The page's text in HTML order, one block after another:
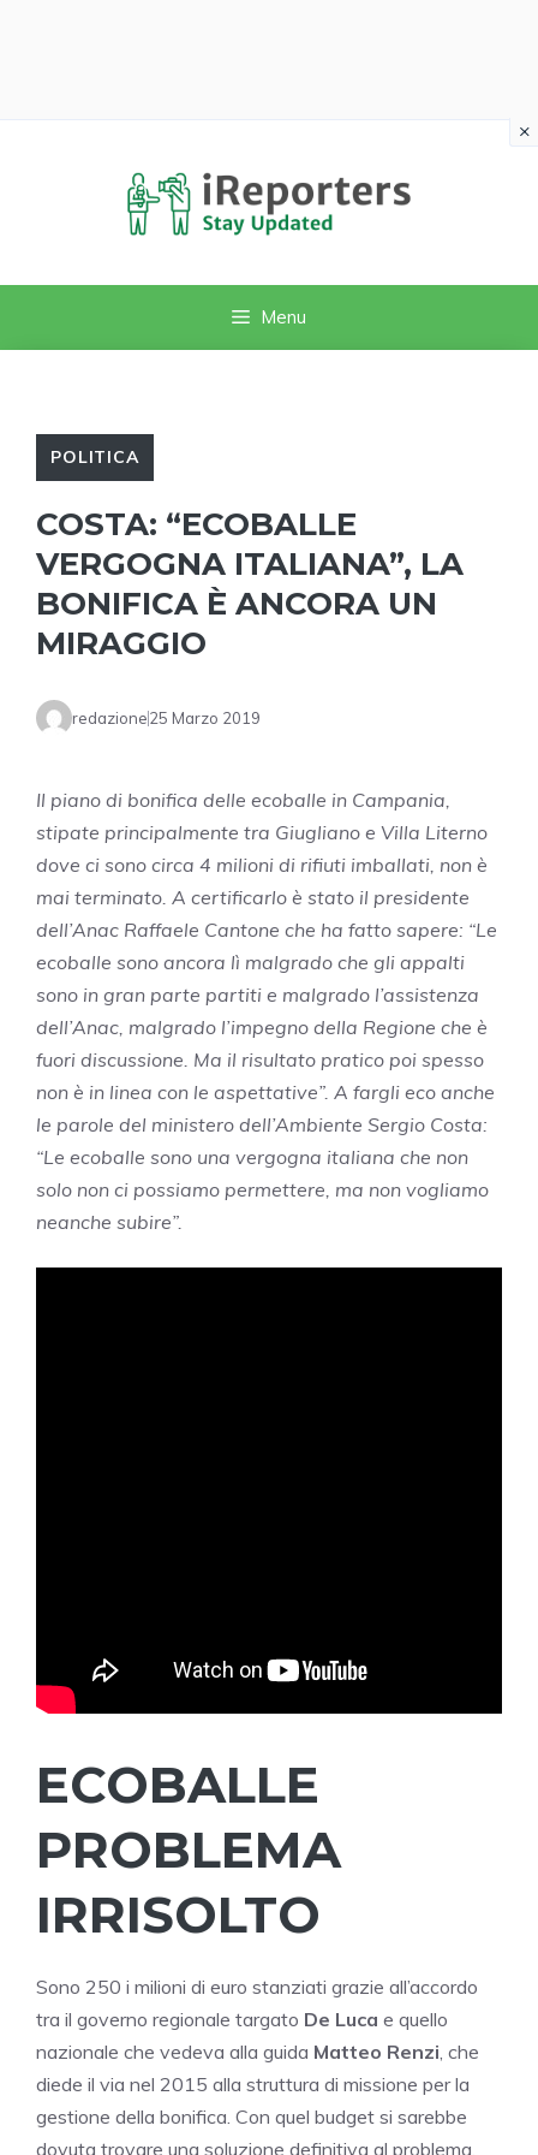
Menu
POLITICA
COSTA: “ECOBALLE
VERGOGNA ITALIANA”, LA
BONIFICA È ANCORA UN
MIRAGGIO
redazione25 Marzo 2019
Il piano di bonifica delle ecoballe in Campania,
stipate principalmente tra Giugliano e Villa Literno
dove ci sono circa 4 milioni di rifiuti imballati, non è
mai terminato. A certificarlo è stato il presidente
dell’Anac Raffaele Cantone che ha fatto sapere: “Le
ecoballe sono ancora lì malgrado che gli appalti
sono in gran parte partiti e malgrado l’assistenza
dell’Anac, malgrado l’impegno della Regione che è
fuori discussione. Ma il risultato pratico poi spesso
non è in linea con le aspettative”. A fargli eco anche
le parole del ministero dell’Ambiente Sergio Costa:
“Le ecoballe sono una vergogna italiana che non
solo non ci possiamo permettere, ma non vogliamo
neanche subire”.
ECOBALLE
PROBLEMA
IRRISOLTO
Sono 250 i milioni di euro stanziati grazie all’accordo
tra il governo regionale targato De Luca e quello
nazionale che vedeva alla guida Matteo Renzi, che
diede il via nel 2015 alla struttura di missione per la
gestione della bonifica. Con quel budget si sarebbe
dovuta trovare una soluzione definitiva al problema,
×